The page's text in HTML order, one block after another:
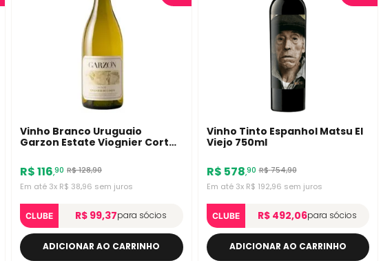
Vinho Branco Uruguaio
Garzon Estate Viognier Corte
R$116,90 R$128,90
Em até 3x R$ 38,96 sem juros
CLUBE R$ 99,37para sócios
ADICIONAR AO CARRINHO
Vinho Tinto Espanhol Matsu El
Viejo 750ml
R$ 578,90 R$754,90
Em até 3x R$ 192,96 sem juros
CLUBE R$ 492,06para sócios
ADICIONAR AO CARRINHO